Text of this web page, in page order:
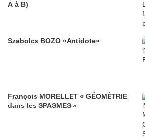
A à B)
Szabolcs BOZO «Antidote»
François MORELLET « GÉOMÉTRIE
dans les SPASMES »